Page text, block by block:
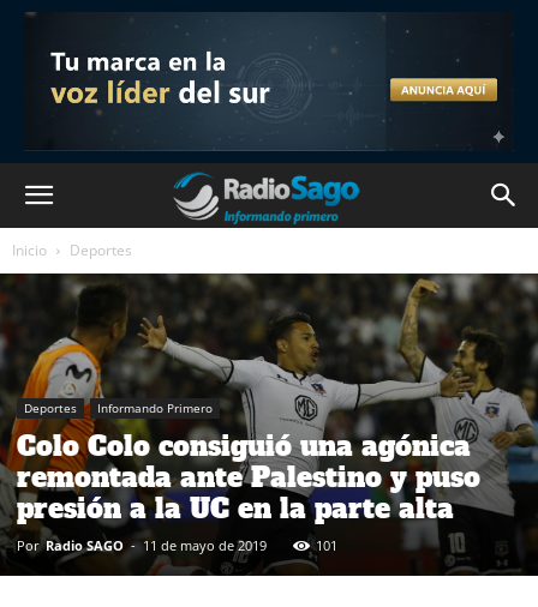
Inicio Deportes
Deportes Informando Primero
Colo Colo consiguió una agónica
remontada ante Palestino y puso
presión a la UC en la parte alta
Por Radio SAGO - 11 de mayo de 2019 101